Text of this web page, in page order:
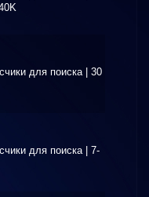
для поиска | 30
для поиска | 7-